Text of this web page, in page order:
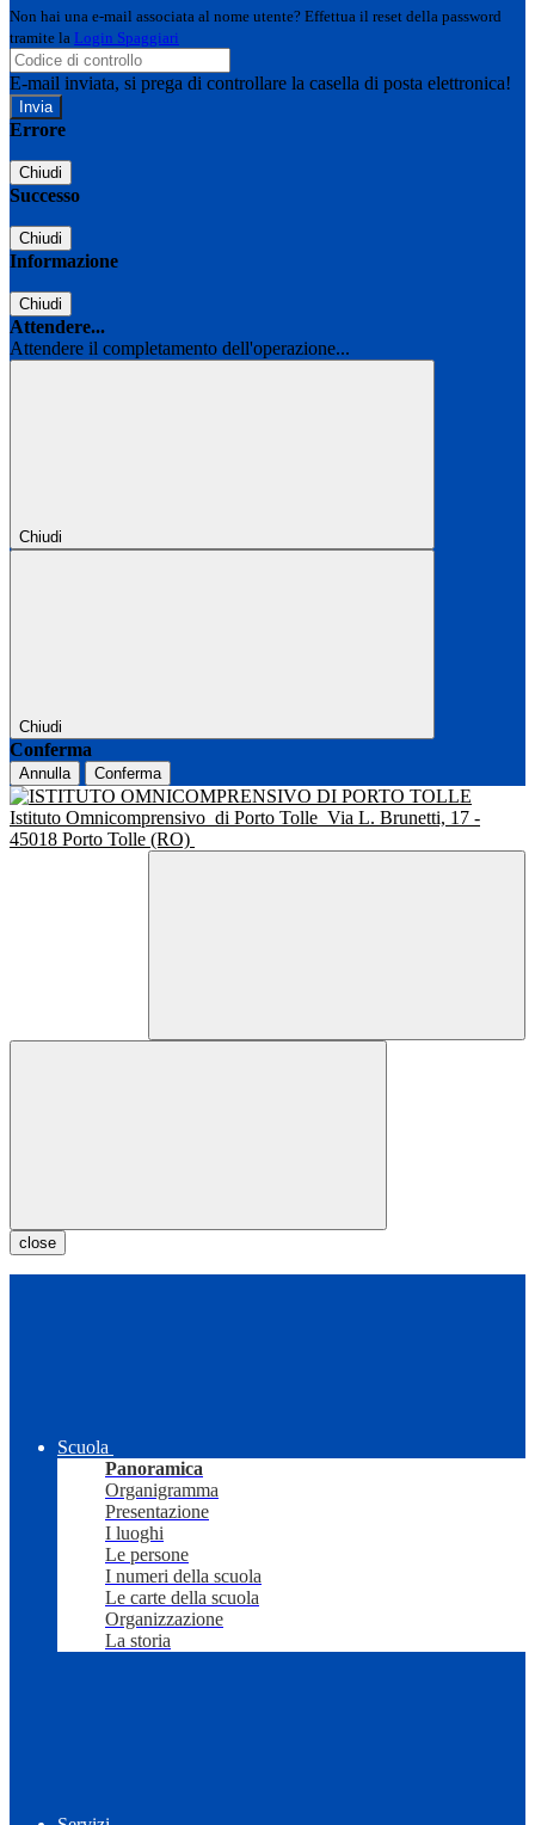
Non hai una e-mail associata al nome utente? Effettua il reset della password
tramite la Login Spaggiari
E-mail inviata, si prega di controllare la casella di posta elettronica!
Errore
Chiudi
Successo
Chiudi
Informazione
Chiudi
Attendere...
Attendere il completamento dell'operazione...
Chiudi
Chiudi
Conferma
Annulla Conferma
Istituto Omnicomprensivo di Porto Tolle Via L. Brunetti, 17 -
45018 Porto Tolle (RO)
close
Scuola
Panoramica
Organigramma
Presentazione
I luoghi
Le persone
I numeri della scuola
Le carte della scuola
Organizzazione
La storia